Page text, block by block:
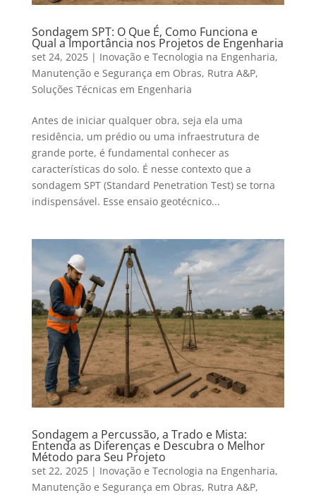
Sondagem SPT: O Que É, Como Funciona e
Qual a Importância nos Projetos de Engenharia
set 24, 2025| Inovação e Tecnologia na Engenharia,
Manutenção e Segurança em Obras, Rutra A&P,
Soluções Técnicas em Engenharia
Antes de iniciar qualquer obra, seja ela uma
residência, um prédio ou uma infraestrutura de
grande porte, é fundamental conhecer as
características do solo. É nesse contexto que a
sondagem SPT (Standard Penetration Test) se torna
indispensável. Esse ensaio geotécnico...
Sondagem a Percussão, a Trado e Mista:
Entenda as Diferenças e Descubra o Melhor
Método para Seu Projeto
set 22, 2025| Inovação e Tecnologia na Engenharia,
Manutenção e Segurança em Obras, Rutra A&P,